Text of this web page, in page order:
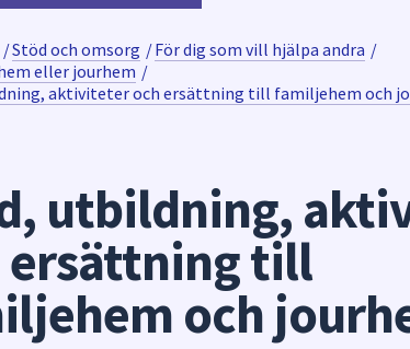
/Stöd och omsorg /För dig som vill hjälpa andra /
eller jourhem /
aktiviteter och ersättning till familjehem och
utbildning,
ersättning till
och